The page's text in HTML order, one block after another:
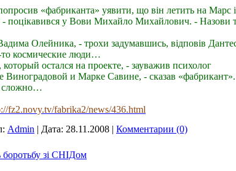
«фабриканта» уявити, що він летить на Марс
поцікавився у Вови Михайло Михайлович. - Назови
Олейника, - трохи задумавшись, відповів
космические люди…
остался на проекте, - зауважив психолог
и Марке Савине, - сказав
сложно…
fz2.novy.tv/fabrika2/news/436.html
Admin | Дата: 28.11.2008 | Комментарии (0)
зі СНІДом